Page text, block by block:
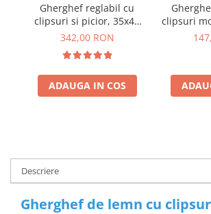
Gherghef reglabil cu
clipsuri si picior, 35x48
cm
342,00 RON
ADAUGA IN COS
clipsuri
Descriere
Gherghef de lemn cu